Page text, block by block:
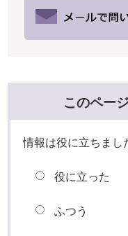
このペー
情報は役に立ちまし
役に立った
ふつう